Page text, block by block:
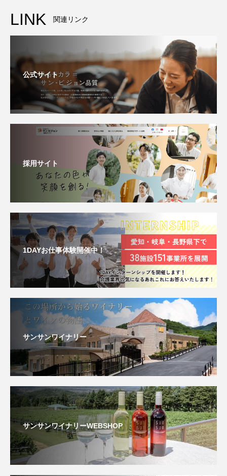
LINK 関連リンク
公式サイト
採用サイト
1DAYお仕事体験開催中！
サンサンワイナリー
サンサンワイナリーWEBSHOP